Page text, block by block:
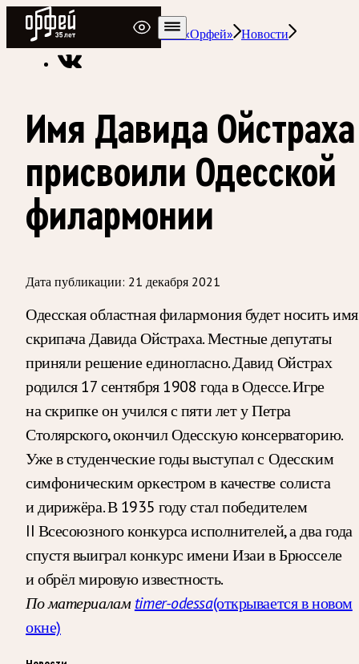
Радио Орфей
Радио классической музыки «Орфей» Новости
Имя Давида Ойстраха
присвоили Одесской
филармонии
Дата публикации: 21 декабря 2021
Одесская областная филармония будет носить имя
скрипача Давида Ойстраха. Местные депутаты
приняли решение единогласно. Давид Ойстрах
родился 17 сентября 1908 года в Одессе. Игре
на скрипке он учился с пяти лет у Петра
Столярского, окончил Одесскую консерваторию.
Уже в студенческие годы выступал с Одесским
симфоническим оркестром в качестве солиста
и дирижёра. В 1935 году стал победителем
II Всесоюзного конкурса исполнителей, а два года
спустя выиграл конкурс имени Изаи в Брюсселе
и обрёл мировую известность.
По материаламtimer-odessa(открывается в новом
окне)